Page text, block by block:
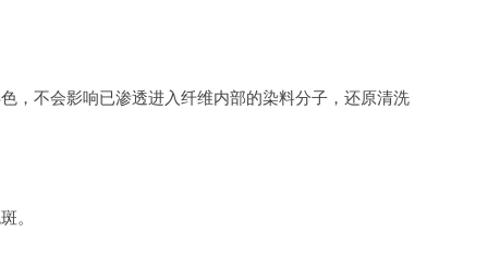
，不会影响已渗透进入纤维内部的染料分子，还原清洗
。